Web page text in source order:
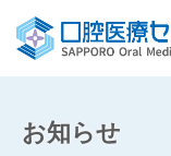
お知らせ